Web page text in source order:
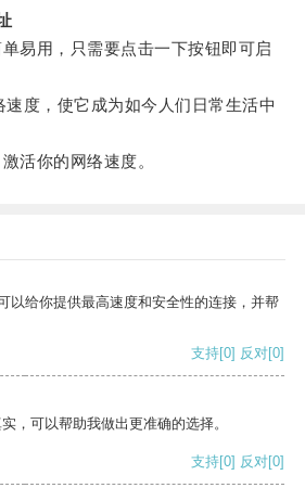
用，只需要点击一下按钮即可启
度，使它成为如今人们日常生活中
你的网络速度。
以给你提供最高速度和安全性的连接，并帮
支持[0] 反对[0]
，可以帮助我做出更准确的选择。
支持[0] 反对[0]